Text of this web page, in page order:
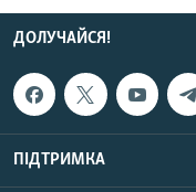
ДОЛУЧАЙСЯ!
ПІДТРИМКА